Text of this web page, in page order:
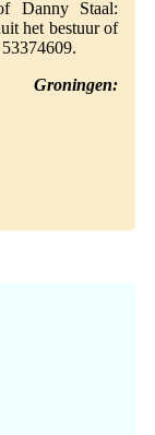
Danny Staal:
het bestuur of